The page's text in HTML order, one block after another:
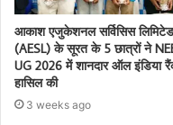
आकाश एजुकेशनल सर्विसिस लिमिटेड
(AESL) के सूरत के 5 छात्रों ने
UG 2026 में शानदार ऑल इंडिया
हासिल की
3 weeks ago